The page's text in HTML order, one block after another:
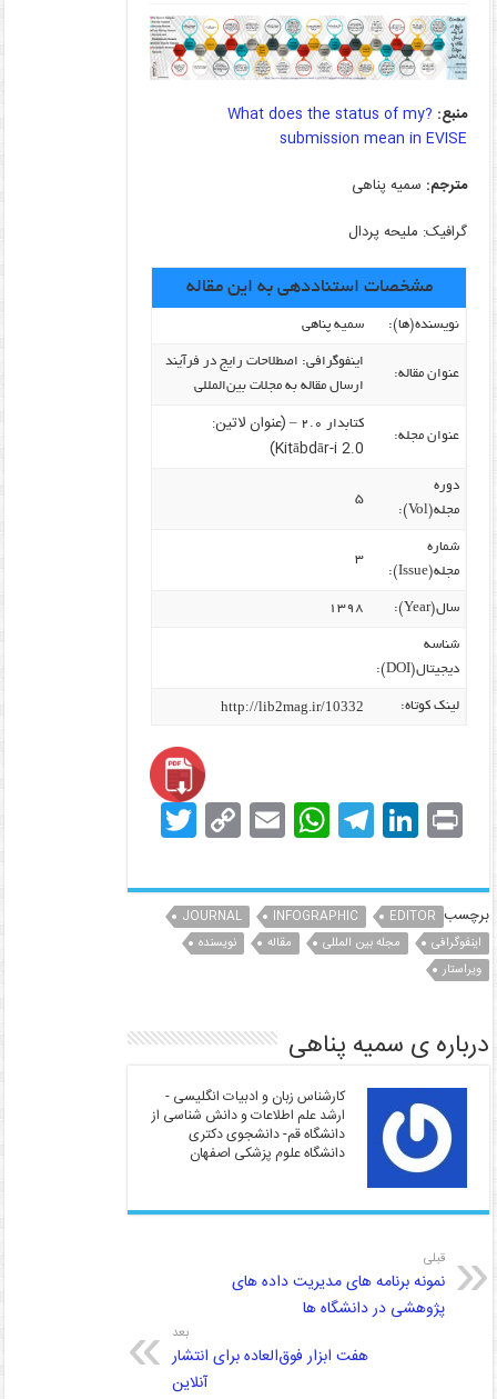
منبع: ?What does the status of my
submission mean in EVISE
مترجم: سمیه پناهی
گرافیک: ملیحه پردال
مشخصات استناددهی به این مقاله
نویسنده‌(ها): سمیه پناهی
عنوان مقاله:
اینفوگرافی: اصطلاحات رایج در فرآیند
ارسال مقاله به مجلات بین‌المللی
عنوان مجله:
کتابدار ۲.۰ –
(عنوان لاتین:
Kitābdār-i 2.0)
دوره
مجله(Vol):
۵
شماره
مجله(Issue):
۳
سال(Year): ۱۳۹۸
شناسه
دیجیتال(DOI):
لینک کوتاه: http://lib2mag.ir/10332
Pr
in
t
Li
n
k
e
dI
T
el
e
gr
a
W
h
at
s
A
p
E
m
ai
l
C
o
p
y
Li
k
T
w
itt برچسب EDITOR
INFOGRAPHIC
JOURNAL
اینفوگرافی
مجله بین المللی مقاله
نویسنده
ویراستار
درباره ی سمیه پناهی
کارشناس زبان و ادبیات انگلیسی -
ارشد علم اطلاعات و دانش شناسی از
دانشگاه قم- دانشجوی دکتری
دانشگاه علوم پزشکی اصفهان
قبلی
نمونه برنامه های مدیریت داده های
پژوهشی در دانشگاه ها
بعد
هفت ابزار فوق‌العاده برای انتشار
آنلاین